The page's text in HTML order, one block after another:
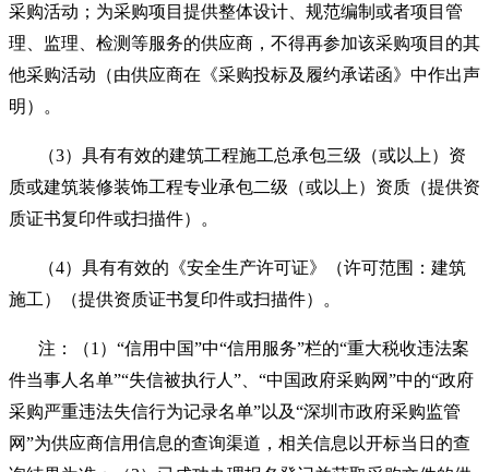
采购活动；为采购项目提供整体设计、规范编制或者项目管
理、监理、检测等服务的供应商，不得再参加该采购项目的其
他采购活动（由供应商在《采购投标及履约承诺函》中作出声
明）。
（3）具有有效的建筑工程施工总承包三级（或以上）资
质或建筑装修装饰工程专业承包二级（或以上）资质（提供资
质证书复印件或扫描件）。
（4）具有有效的《安全生产许可证》（许可范围：建筑
施工）（提供资质证书复印件或扫描件）。
注：（1 ）“信用中国”中“信用服务”栏的“重大税收违法案
件当事人名单”“失信被执行人”、“中国政府采购网”中的“政府
采购严重违法失信行为记录名单”以及“深圳市政府采购监管
网”为供应商信用信息的查询渠道，相关信息以开标当日的查